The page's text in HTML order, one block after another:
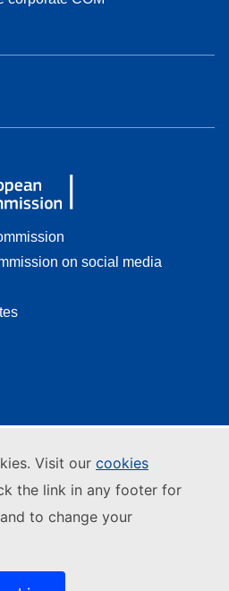
Visit our cookies
the link in any footer for
to change your
on social media